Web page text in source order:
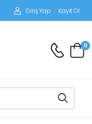
siparişleriniz alıcı
Giriş Yap / Kayıt Ol
0